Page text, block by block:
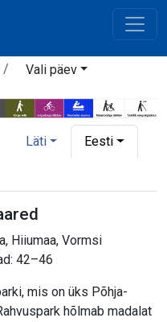
Vali päev
Läti Eesti
Hiiumaa, Vormsi
42–46
mis on üks Põhja-
hõlmab madalat